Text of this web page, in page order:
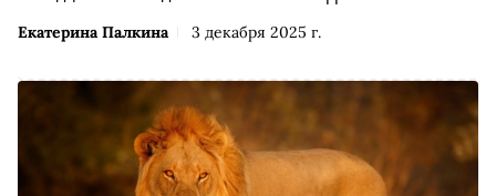
Екатерина Палкина 3 декабря 2025 г.